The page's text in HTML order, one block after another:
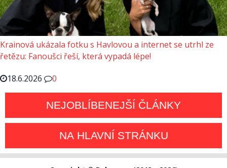
Krainová ukázala fotku s Havlovou a internet se utrhl ze
řetězu: Fanoušci řeší, která vypadá lépe!
18.6.2026
0
NEJOBLÍBENEJŠÍ ČLÁNKY
NA HLAVNÍ STRÁNKU